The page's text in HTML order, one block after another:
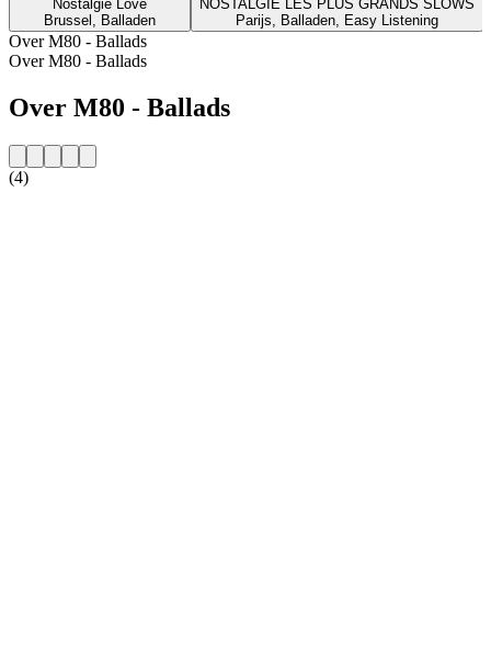
Nostalgie Love
Brussel, Balladen
NOSTALGIE LES PLUS GRANDS SLOWS
Parijs, Balladen, Easy Listening
Over M80 - Ballads
Over M80 - Ballads
Over M80 - Ballads
(4)